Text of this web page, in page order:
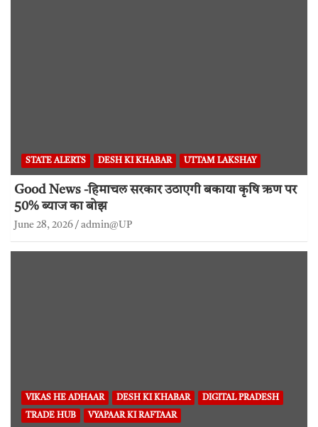
STATE ALERTS DESH KI KHABAR UTTAM LAKSHAY
Good News -हिमाचल सरकार उठाएगी बकाया कृषि ऋण पर
50% ब्याज का बोझ
June 28, 2026 admin@UP
VIKAS HE ADHAAR DESH KI KHABAR DIGITAL PRADESH
TRADE HUB VYAPAAR KI RAFTAAR